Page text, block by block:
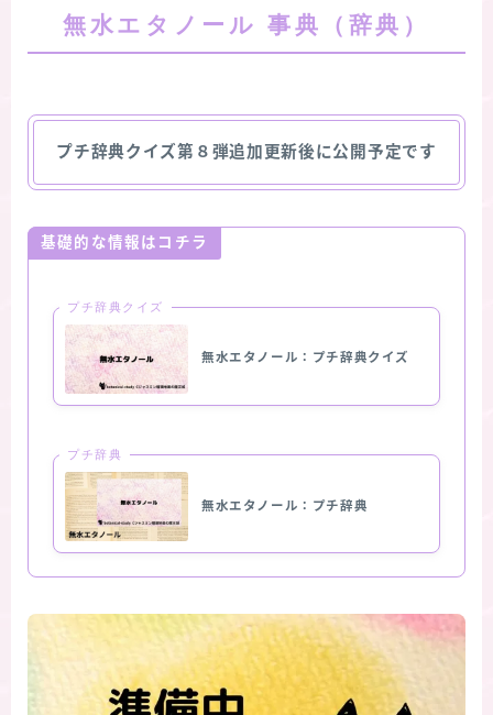
無水エタノール 事典（辞典）
プチ辞典クイズ第８弾追加更新後に公開予定です
基礎的な情報はコチラ
プチ辞典クイズ
無水エタノール：プチ辞典クイズ
プチ辞典
無水エタノール：プチ辞典